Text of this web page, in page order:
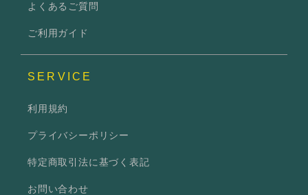
よくあるご質問
ご利用ガイド
SERVICE
利用規約
プライバシーポリシー
特定商取引法に基づく表記
お問い合わせ